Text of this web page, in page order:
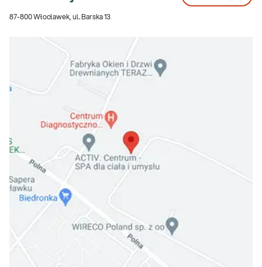
87-800 Włocławek, ul. Barska 13